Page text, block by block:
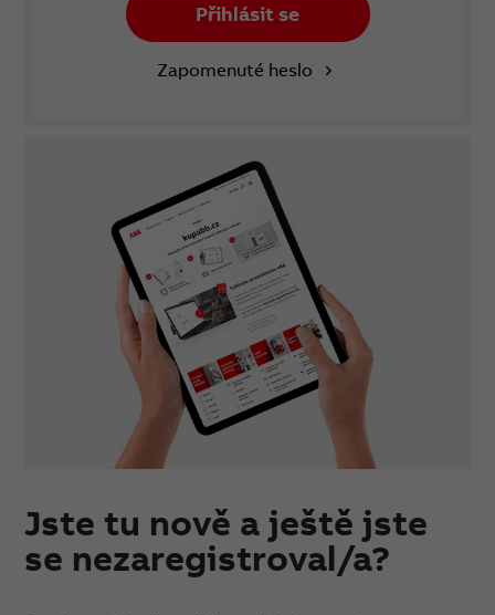
Přihlásit se
Zapomenuté heslo
Jste tu nově a ještě jste
se nezaregistroval/a?